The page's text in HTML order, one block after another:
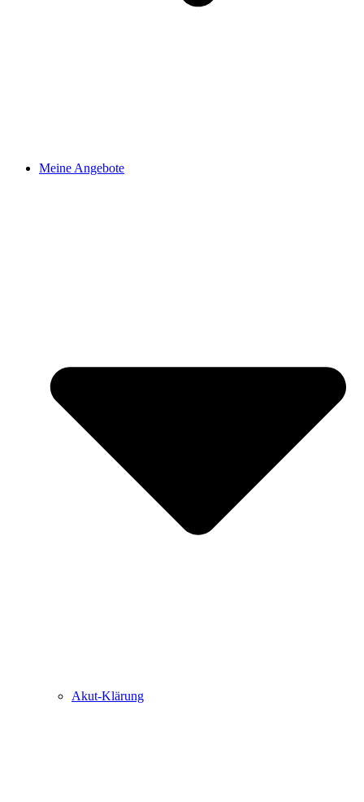
Meine Angebote
Akut-Klärung